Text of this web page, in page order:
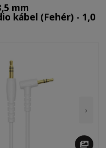
mm
kábel (Fehér) - 1,0
›